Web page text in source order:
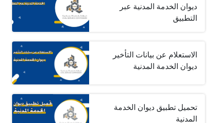
ديوان الخدمة المدنية عبر
التطبيق
الاستعلام عن بيانات التأخير
ديوان الخدمة المدنية
تحميل تطبيق ديوان الخدمة
المدنية